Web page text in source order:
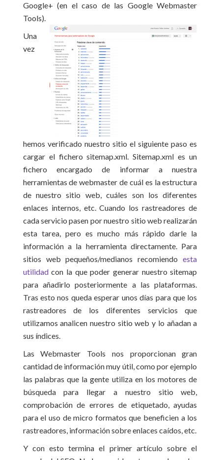
Google+ (en el caso de las Google Webmaster
Tools).
Una
vez
hemos verificado nuestro sitio el siguiente paso es
cargar el fichero sitemap.xml. Sitemap.xml es un
fichero encargado de informar a nuestra
herramientas de webmaster de cuál es la estructura
de nuestro sitio web, cuáles son los diferentes
enlaces internos, etc. Cuando los rastreadores de
cada servicio pasen por nuestro sitio web realizarán
esta tarea, pero es mucho más rápido darle la
información a la herramienta directamente. Para
sitios web pequeños/medianos recomiendoesta
utilidadcon la que poder generar nuestro sitemap
para añadirlo posteriormente a las plataformas.
Tras esto nos queda esperar unos días para que los
rastreadores de los diferentes servicios que
utilizamos analicen nuestro sitio web y lo añadan a
sus índices.
Las Webmaster Tools nos proporcionan gran
cantidad de información muy útil, como por ejemplo
las palabras que la gente utiliza en los motores de
búsqueda para llegar a nuestro sitio web,
comprobación de errores de etiquetado, ayudas
para el uso de micro formatos que beneficien a los
rastreadores, información sobre enlaces caídos, etc.
Y con esto termina el primer artículo sobre el